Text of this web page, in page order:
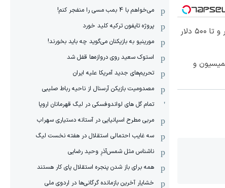
معاملات فارکس اسپرد از صفر و تا ۵۰۰ دلار
بدون کمیسیون و
می‌خواهم با 4 بمب مسی را منفجر کنم!
پروژه تایفون ترکیه کلید خورد
مورینیو به بازیکنان می‌گوید چه باید بخورند!
استوک سعید روی دروازه‌ها قفل شد
تحریم‌های جدید آمریکا علیه ایران
مصدومیت بازیکن آرسنال از ناحیه رباط صلیبی
تمام گل های لواندوفسکی در لیگ قهرمانان اروپا
مربی مطرح اسپانیایی در آستانه دستیاری سهراب
سه غایب احتمالی استقلال در هفته نخست لیگ
ناشناس مثل شمس‌آذرِ وحید رضایی
همه برای باز شدن پنجره استقلال پای کار هستند
خشایار آخرین بازمانده گرگانی‌ها در اردوی ملی